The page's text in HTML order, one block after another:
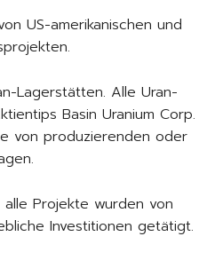
US-amerikanischen und
Lagerstätten. Alle Uran-
Basin Uranium Corp.
von produzierenden oder
alle Projekte wurden von
Investitionen getätigt.